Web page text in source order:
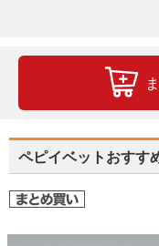
ペピイベットおすす